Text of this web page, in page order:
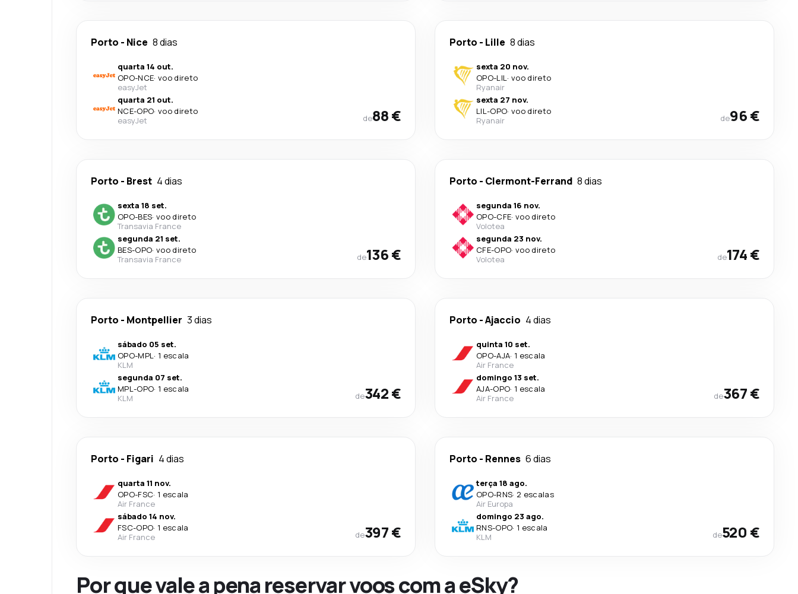
Porto - Nice 8 dias
quarta 14 out.
OPO-NCE· voo direto
easyJet
quarta 21 out.
NCE-OPO· voo direto
easyJet
de88 €
Porto - Lille 8 dias
sexta 20 nov.
OPO-LIL· voo direto
Ryanair
sexta 27 nov.
LIL-OPO· voo direto
Ryanair
de96 €
Porto - Brest 4 dias
sexta 18 set.
OPO-BES· voo direto
Transavia France
segunda 21 set.
BES-OPO· voo direto
Transavia France
de136 €
Porto - Clermont-Ferrand 8 dias
segunda 16 nov.
OPO-CFE· voo direto
Volotea
segunda 23 nov.
CFE-OPO· voo direto
Volotea
de174 €
Porto - Montpellier 3 dias
sábado 05 set.
OPO-MPL· 1 escala
KLM
segunda 07 set.
MPL-OPO· 1 escala
KLM
de342 €
Porto -Ajaccio 4 dias
quinta 10 set.
OPO-AJA· 1 escala
Air France
domingo 13 set.
AJA-OPO· 1 escala
Air France
de367 €
Porto - Figari 4 dias
quarta 11 nov.
OPO-FSC· 1 escala
Air France
sábado 14 nov.
FSC-OPO· 1 escala
Air France
de397 €
Porto - Rennes 6 dias
terça 18 ago.
OPO-RNS· 2 escalas
Air Europa
domingo 23 ago.
RNS-OPO· 1 escala
KLM
de520 €
Por que vale a pena reservar voos com a eSky?